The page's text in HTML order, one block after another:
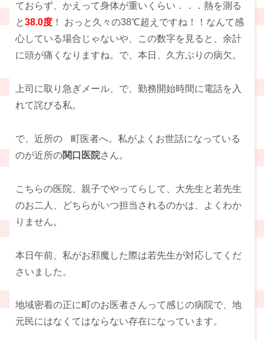
ておらず、かえって身体が重いくらい．．．熱を測る
と38.0度 ！ おっと久々の38℃超えですね！！なんて感
心している場合じゃないや、この数字を見ると、余計
に頭が痛くなりますね。で、本日、久方ぶりの病欠。
上司に取り急ぎメール、で、勤務開始時間に電話を入
れて詫びる私。
で、近所の
町医者へ。私がよくお世話になっている
のが近所の関口医院さん。
こちらの医院、親子でやってらして、大先生と若先生
のお二人、どちらがいつ担当されるのかは、よくわか
りません。
本日午前、私がお邪魔した際は若先生が対応してくだ
さいました。
地域密着の正に町のお医者さんって感じの病院で、地
元民にはなくてはならない存在になっています。